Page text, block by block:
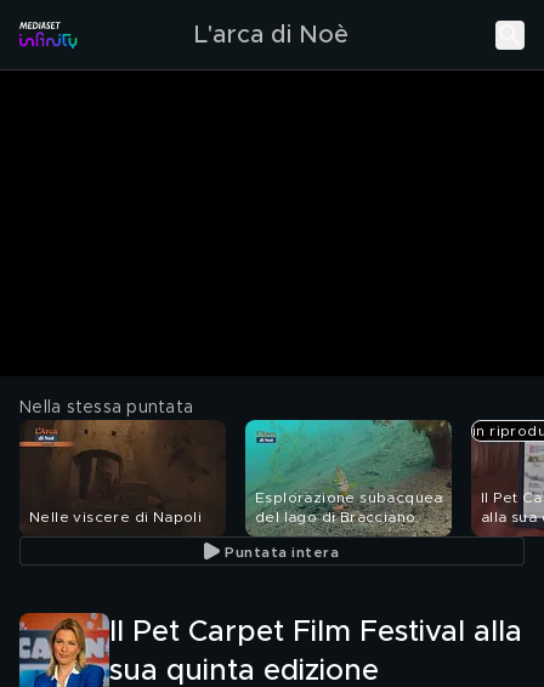
L'arca di Noè
Nella stessa puntata
Nelle viscere di Napoli
Esplorazione subacquea
del lago di Bracciano
in
Il Pet
alla sua
Puntata intera
Il Pet Carpet Film Festival alla
sua quinta edizione